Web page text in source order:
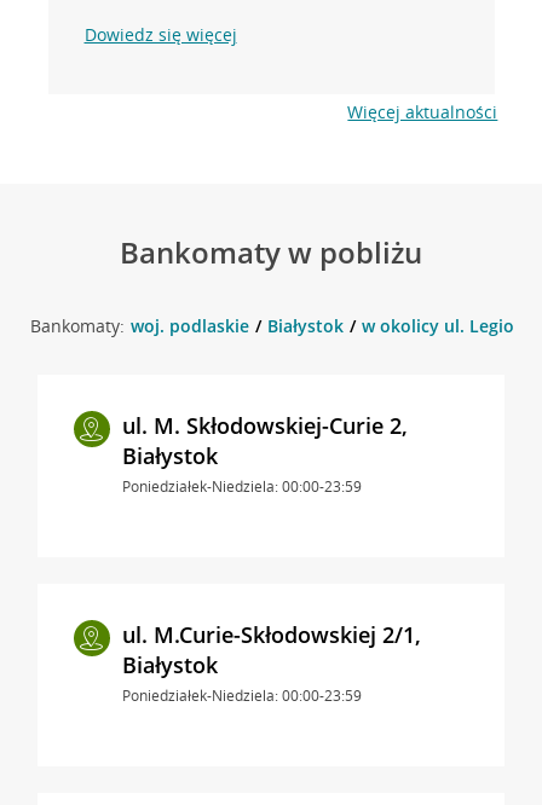
Dowiedz się więcej
Więcej aktualności
Bankomaty w pobliżu
Bankomaty: woj. podlaskie Białystok w okolicy ul.
ul. M. Skłodowskiej-Curie 2,
Białystok
Poniedziałek-Niedziela: 00:00-23:59
ul. M.Curie-Skłodowskiej 2/1,
Białystok
Poniedziałek-Niedziela: 00:00-23:59